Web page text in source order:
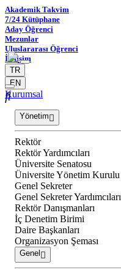
Akademik Takvim
7/24 Kütüphane
Aday Öğrenci
Mezunlar
Uluslararası Öğrenci
İletişim
TR
EN
Kurumsal
Yönetim
Rektör
Rektör Yardımcıları
Üniversite Senatosu
Üniversite Yönetim Kurulu
Genel Sekreter
Genel Sekreter Yardımcıları
Rektör Danışmanları
İç Denetim Birimi
Daire Başkanları
Organizasyon Şeması
Genel